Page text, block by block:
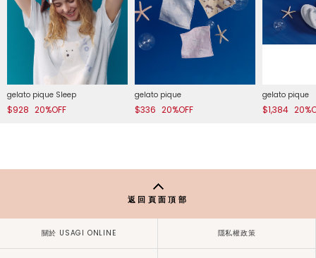
gelato pique Sleep
$928 20%OFF
gelato pique
$336 20%OFF
gelato pique
$1,384
返回頁面頂部
關於 USAGI ONLINE 隱私權政策